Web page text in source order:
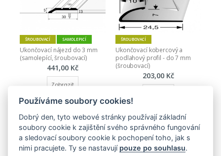
ŠROUBOVACÍ SAMOLEPICÍ
Ukončovací nájezd do 3 mm
(samolepící, šroubovací)
441,00 Kč
Zobrazit
ŠROUBOVACÍ
Ukončovací kobercový a
podlahový profil - do 7 mm
(šroubovací)
203,00 Kč
Používáme soubory cookies!
Dobrý den, tyto webové stránky používají základní
soubory cookie k zajištění svého správného fungování
a sledovací soubory cookie k pochopení toho, jak s
nimi pracujete. Ty se nastavují pouze po souhlasu